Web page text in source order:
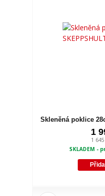
Skleněná poklice
1
1
SKLADEM -